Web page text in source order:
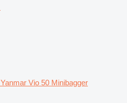
Yanmar Vio 50 Minibagger